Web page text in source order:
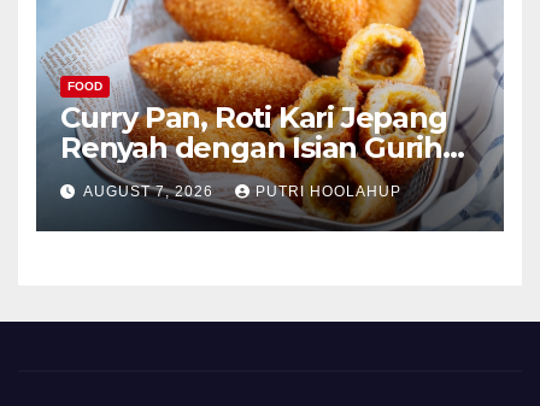
FOOD
Curry Pan, Roti Kari Jepang
Renyah dengan Isian Gurih
Menggoda
AUGUST 7, 2026 PUTRI HOOLAHUP